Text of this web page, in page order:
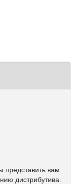
представить вам
дистрибутива.